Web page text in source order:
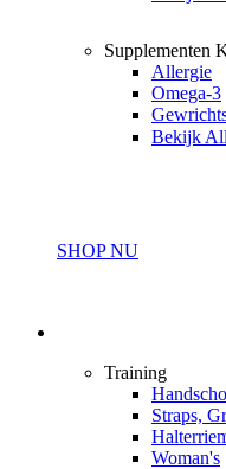
Supplementen
Allergie
Omega-3
Bekijk
SHOP NU
Training
Straps,
Woman's